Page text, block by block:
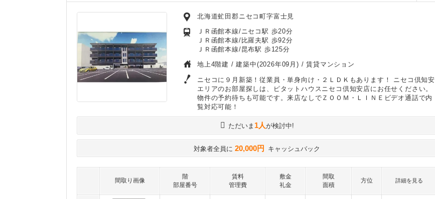
北海道虻田郡ニセコ町字富士見
ＪＲ函館本線/ニセコ駅 歩20分
ＪＲ函館本線/比羅夫駅 歩92分
ＪＲ函館本線/昆布駅 歩125分
地上4階建 /建築中(2026年09月) / 賃貸マンション
ニセコに９月新築！従業員・単身向け・２ＬＤＫもあります！ ニセコ倶知安
エリアのお部屋探しは、ピタットハウスニセコ倶知安店にお任せください。
物件の予約待ちも可能です。来店なしでＺＯＯＭ・ＬＩＮＥビデオ通話で内
覧対応可能！
ただいま 1人が検討中!
対象者全員に 20,000円 キャッシュバック
間取り画像
階
部屋番号
賃料
管理費
敷金
礼金
間取
面積
方位 詳細を見る